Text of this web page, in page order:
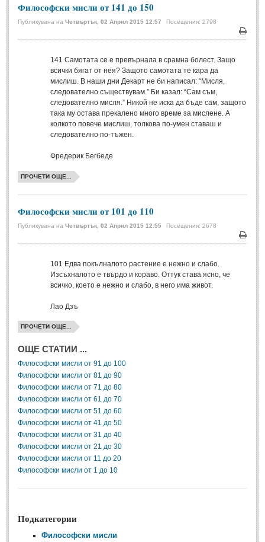
ПРИТЧИ
Притчи за живота
Притчи за любовта
Притчи за приятелството
Надежда
Post: 28 Юни 2018
Post: 28 Юни 2018
Post: 28 Юни 2018
Нищо не съществува
Post: 28 Юни 2018
СПОДЕЛЕНО
СПОДЕЛЕНО
Забавно
Любопитно
Отражения
Непоискани съвети
Философски мисли от 141 до 150
Публикувана на Четвъртък, 02 Април 2015 12:57 Посещения: 2798
Печат
141 Самотата се е превърнала в срамна болест. Защо
всички бягат от нея? Защото самотата те кара да
мислиш. В наши дни Декарт не би написал: “Мисля,
следователно съществувам.” Би казал: “Сам съм,
следователно мисля.” Никой не иска да бъде сам, защото
така му остава прекалено много време за мислене. А
колкото повече мислиш, толкова по-умен ставаш и
следователно по-тъжен.
Фредерик Бегбеде
ПРОЧЕТИ ОЩЕ...
Философски мисли от 101 до 110
Публикувана на Четвъртък, 02 Април 2015 12:55 Посещения: 2678
Печат
101 Едва покълналото растение е нежно и слабо.
Изсъхналото е твърдо и кораво. Оттук става ясно, че
всичко, което е нежно и слабо, в него има живот.
Лао Дзъ
ПРОЧЕТИ ОЩЕ...
ОЩЕ СТАТИИ ...
Философски мисли от 91 до 100
Философски мисли от 81 до 90
Философски мисли от 71 до 80
Философски мисли от 61 до 70
Философски мисли от 51 до 60
Философски мисли от 41 до 50
Философски мисли от 31 до 40
Философски мисли от 21 до 30
Философски мисли от 11 до 20
Философски мисли от 1 до 10
Подкатегории
Философски мисли